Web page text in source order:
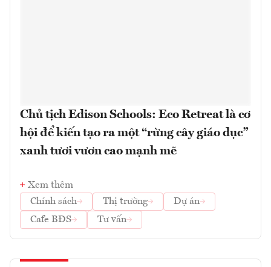
Chủ tịch Edison Schools: Eco Retreat là cơ
hội để kiến tạo ra một “rừng cây giáo dục”
xanh tươi vươn cao mạnh mẽ
Xem thêm
Chính sách
Thị trường
Dự án
Cafe BĐS
Tư vấn